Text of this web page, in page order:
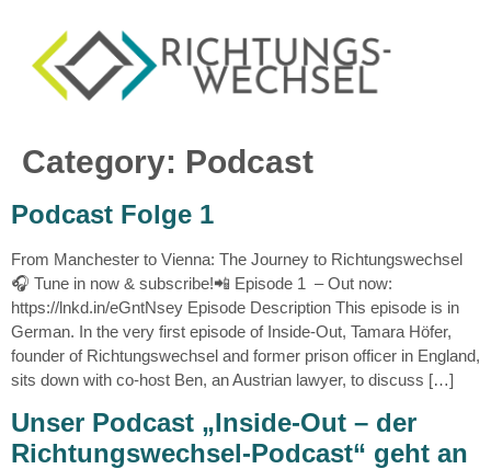
Category: Podcast
Podcast Folge 1
From Manchester to Vienna: The Journey to Richtungswechsel
🎧 Tune in now & subscribe!📲 Episode 1 – Out now:
https://lnkd.in/eGntNsey Episode Description This episode is in
German. In the very first episode of Inside-Out, Tamara Höfer,
founder of Richtungswechsel and former prison officer in England,
sits down with co-host Ben, an Austrian lawyer, to discuss […]
Unser Podcast „Inside-Out – der
Richtungswechsel-Podcast“ geht an